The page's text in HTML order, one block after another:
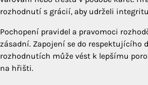
rozhodnutí s grácií, aby udrželi
Pochopení pravidel a pravomoci
zásadní. Zapojení se do respektujícího
rozhodnutích může vést k lepšímu
na hřišti.